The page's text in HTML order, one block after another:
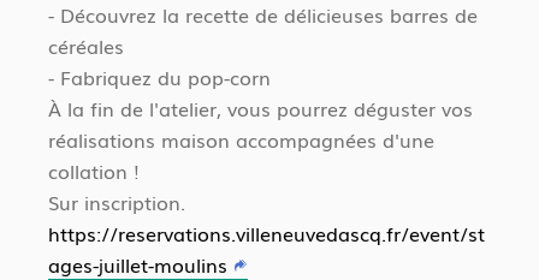
- Découvrez la recette de délicieuses barres de
céréales
- Fabriquez du pop-corn
À la fin de l'atelier, vous pourrez déguster vos
réalisations maison accompagnées d'une
collation !
Sur inscription.
https://reservations.villeneuvedascq.fr/event/st
ages-juillet-moulins